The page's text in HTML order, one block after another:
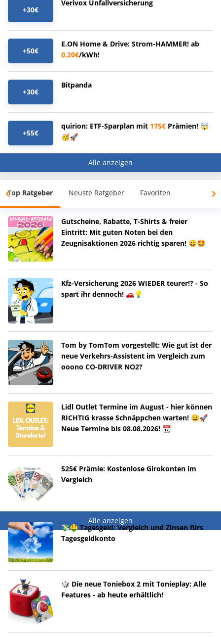
+30€
Verivox Unfallversicherung
+50€
E.ON Home & Drive: Strom-HAMMER! ab
0,20€/kWh!
+30€
Bitpanda
+55€
quirion: ETF-Sparplan mit 175€ Prämien! 🤯
🥳🚀
Alle anzeigen
Top Ratgeber Neuste Ratgeber Favoriten
Gutscheine, Rabatte, T-Shirts & freier
Eintritt: Mit guten Noten bei den
Zeugnisaktionen 2026 richtig sparen! 😀🤩
Kfz-Versicherung 2026 WIEDER teurer!? - So
spart ihr dennoch! 🚗💡
Tom by TomTom vorgestellt: Wie gut ist der
neue Verkehrs-Assistent im Vergleich zum
ooono CO-DRIVER NO2?
Lidl Outlet Termine im August - hier können
RICHTIG krasse Schnäppchen warten! 😀🚀
Neue Termine bis 08.08.2026! 📆
525€ Prämie: Kostenlose Girokonten im
Vergleich
Alle anzeigen
💸🤑 Tagesgeld: Vergleich und Zinsen fürs
Tagesgeldkonto
🎲 Die neue Toniebox 2 mit Tonieplay: Alle
Features - ab heute erhältlich!